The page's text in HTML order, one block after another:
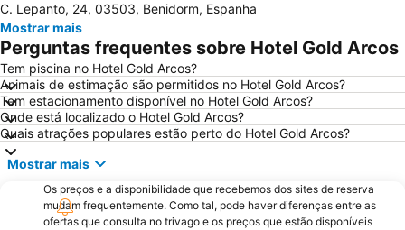
El Postiguet
Estación de autobuses
Centro
Isla de Benidorm
Marina de Alicante
Levante o La Fossa
Festilandia
Aqualandia
Platja de La Cala de Finestrat
Playa de la Ermita
Avenida Jaime I
Aqua Natura
Centro
El Portet
Port de Denia
Cala Granadella
Raco de Loix
C. Lepanto, 24, 03503, Benidorm, Espanha
Mostrar mais
Perguntas frequentes sobre Hotel Gold Arcos
Tem piscina no Hotel Gold Arcos?
Animais de estimação são permitidos no Hotel Gold Arcos?
Tem estacionamento disponível no Hotel Gold Arcos?
Onde está localizado o Hotel Gold Arcos?
Quais atrações populares estão perto do Hotel Gold Arcos?
Mostrar mais
Os preços e a disponibilidade que recebemos dos sites de reserva
mudam frequentemente. Como tal, pode haver diferenças entre as
ofertas que consulta no trivago e os preços que estão disponíveis